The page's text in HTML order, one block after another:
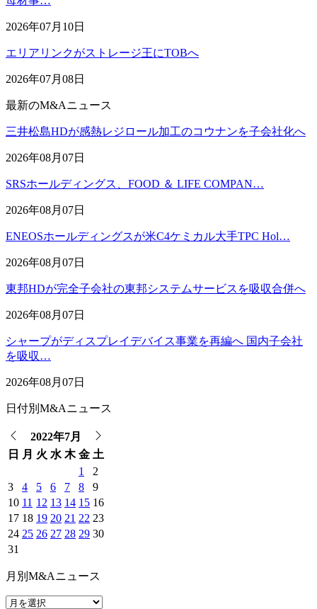
2026年07月10日
エリアリンクがストレージ王にTOBへ
2026年07月08日
最新のM&Aニュース
三井松島HDが感熱レジロール加工のコウナンを子会社化へ
2026年08月07日
SRSホールディングス、FOOD ＆ LIFE COMPAN…
2026年08月07日
ENEOSホールディングスが米C4ケミカル大手TPC Hol…
2026年08月07日
東邦HDが完全子会社の東邦システムサービスを吸収合併へ
2026年08月07日
シャープがディスプレイデバイス事業を再編へ 国内子会社
を吸収…
2026年08月07日
日付別M&Aニュース
2022年7月
日
月 火 水 木 金 土
1
2
3
4 5 6 7 8
9
10 11 12 13 14 15 16
17 18 19 20 21 22 23
24 25 26 27 28 29 30
31
月別M&Aニュース